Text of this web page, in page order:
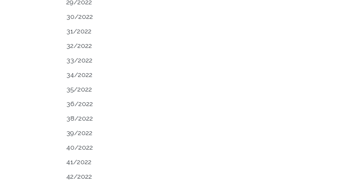
29/2022
30/2022
31/2022
32/2022
33/2022
34/2022
35/2022
36/2022
38/2022
39/2022
40/2022
41/2022
42/2022